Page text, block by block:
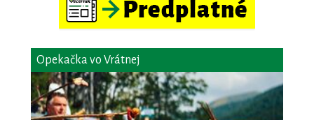
Opekačka vo Vrátnej